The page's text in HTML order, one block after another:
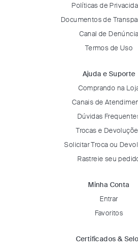
Políticas de
Documentos de
Canal de Denúncia
Termos de Uso
Ajuda e Suporte
Comprando na
Canais de
Dúvidas
Trocas e
Solicitar Troca ou
Rastreie seu
Minha Conta
Entrar
Favoritos
Certificados &